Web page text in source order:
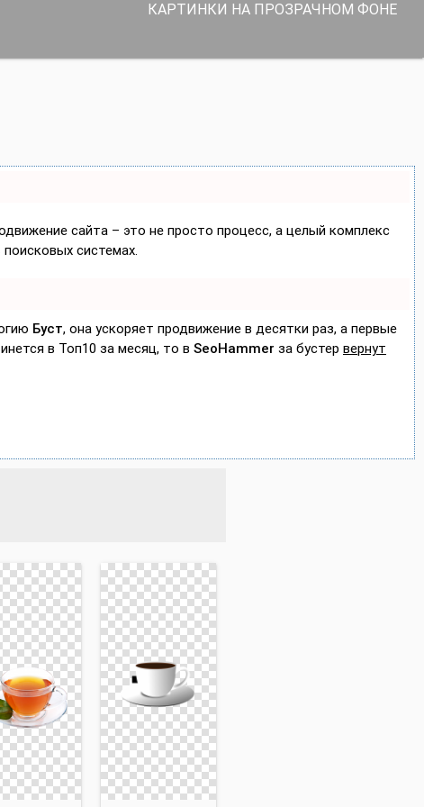
КАРТИНКИ НА ПРОЗРАЧНОМ ФОНЕ
сайта – это не просто процесс, а целый комплекс
системах.
Буст, она ускоряет продвижение в десятки раз, а первые
в Топ10 за месяц, то в SeoHammer за бустер вернут